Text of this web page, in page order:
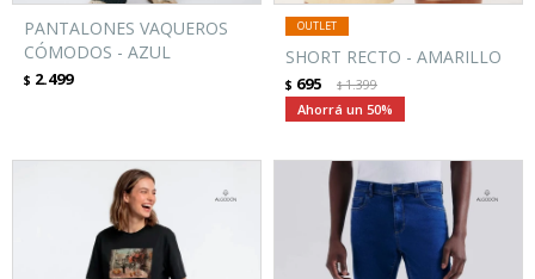
PANTALONES VAQUEROS
CÓMODOS - AZUL
$ 2.499
SHORT RECTO - AMARILLO
$ 695 $1.399
50